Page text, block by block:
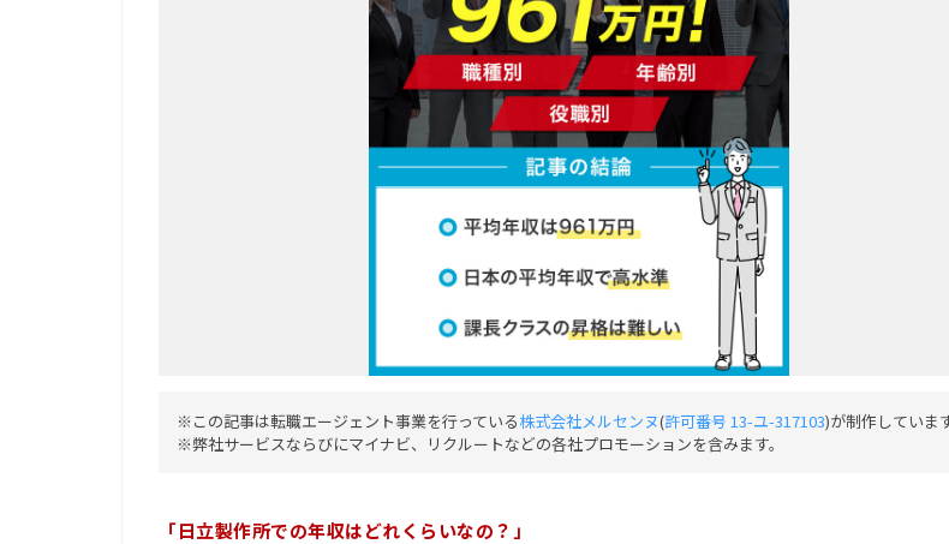
※この記事は転職エージェント事業を行っている株式会社メルセンヌ(許可番号 13-ユ-317103)が制作しています
※弊社サービスならびにマイナビ、リクルートなどの各社プロモーションを含みます。
「日立製作所での年収はどれくらいなの？」